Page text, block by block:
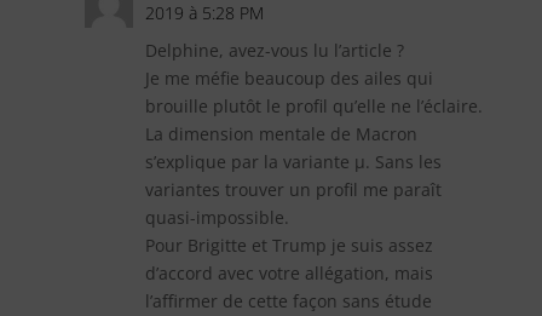
2019 à 5:28 PM
Delphine, avez-vous lu l’article ?
Je me méfie beaucoup des ailes qui
brouille plutôt le profil qu’elle ne l’éclaire.
La dimension mentale de Macron
s’explique par la variante µ. Sans les
variantes trouver un profil me paraît
quasi-impossible.
Pour Brigitte et Trump je suis assez
d’accord avec votre allégation, mais
l’affirmer de cette façon sans étude